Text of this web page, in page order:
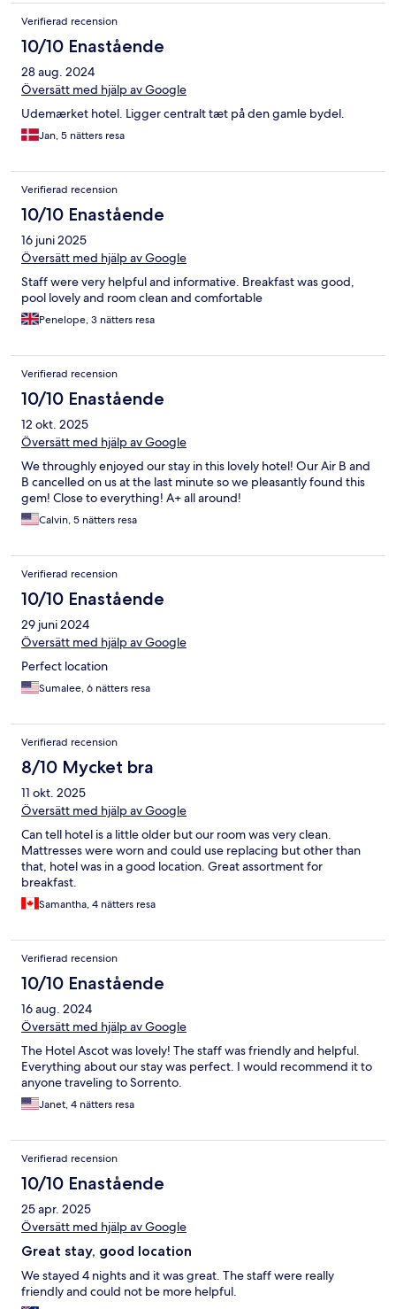
Verifierad recension
10/10 Enastående
28 aug. 2024
Översätt med hjälp av Google
Udemærket hotel. Ligger centralt tæt på den gamle bydel.
Jan, 5 nätters resa
Verifierad recension
10/10 Enastående
16 juni 2025
Översätt med hjälp av Google
Staff were very helpful and informative. Breakfast was good,
pool lovely and room clean and comfortable
Penelope, 3 nätters resa
Verifierad recension
10/10 Enastående
12 okt. 2025
Översätt med hjälp av Google
We throughly enjoyed our stay in this lovely hotel! Our Air B and
B cancelled on us at the last minute so we pleasantly found this
gem! Close to everything! A+ all around!
Calvin, 5 nätters resa
Verifierad recension
10/10 Enastående
29 juni 2024
Översätt med hjälp av Google
Perfect location
Sumalee, 6 nätters resa
Verifierad recension
8/10 Mycket bra
11 okt. 2025
Översätt med hjälp av Google
Can tell hotel is a little older but our room was very clean.
Mattresses were worn and could use replacing but other than
that, hotel was in a good location. Great assortment for
breakfast.
Samantha, 4 nätters resa
Verifierad recension
10/10 Enastående
16 aug. 2024
Översätt med hjälp av Google
The Hotel Ascot was lovely! The staff was friendly and helpful.
Everything about our stay was perfect. I would recommend it to
anyone traveling to Sorrento.
Janet, 4 nätters resa
Verifierad recension
10/10 Enastående
25 apr. 2025
Översätt med hjälp av Google
Great stay, good location
We stayed 4 nights and it was great. The staff were really
friendly and could not be more helpful.